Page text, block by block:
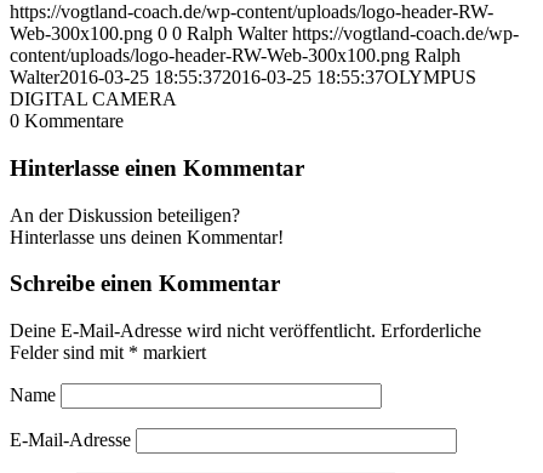
https://vogtland-coach.de/wp-content/uploads/logo-header-RW-
Web-300x100.png 0 0 Ralph Walter https://vogtland-coach.de/wp-
content/uploads/logo-header-RW-Web-300x100.png Ralph
Walter2016-03-25 18:55:372016-03-25 18:55:37OLYMPUS
DIGITAL CAMERA
0 Kommentare
Hinterlasse einen Kommentar
An der Diskussion beteiligen?
Hinterlasse uns deinen Kommentar!
Schreibe einen Kommentar
Deine E-Mail-Adresse wird nicht veröffentlicht. Erforderliche
Felder sind mit * markiert
Name
E-Mail-Adresse